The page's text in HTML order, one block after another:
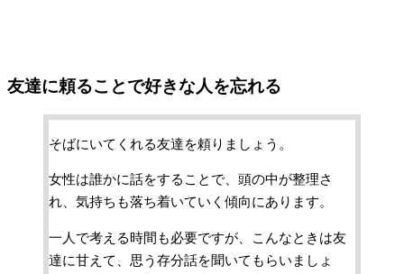
友達に頼ることで好きな人を忘れる
そばにいてくれる友達を頼りましょう。
女性は誰かに話をすることで、頭の中が整理さ
れ、気持ちも落ち着いていく傾向にあります。
一人で考える時間も必要ですが、こんなときは友
達に甘えて、思う存分話を聞いてもらいましょ